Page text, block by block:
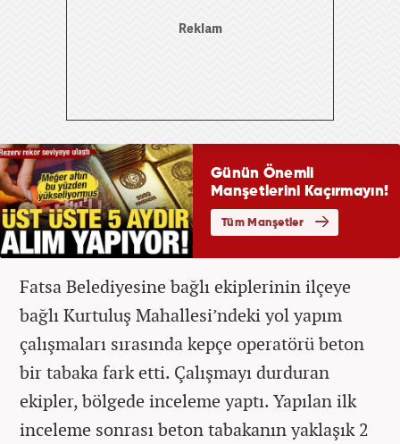
Fatsa Belediyesine bağlı ekiplerinin ilçeye
bağlı Kurtuluş Mahallesi’ndeki yol yapım
çalışmaları sırasında kepçe operatörü beton
bir tabaka fark etti. Çalışmayı durduran
ekipler, bölgede inceleme yaptı. Yapılan ilk
inceleme sonrası beton tabakanın yaklaşık 2